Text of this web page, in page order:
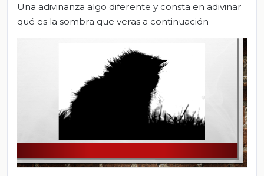
Una adivinanza algo diferente y consta en adivinar
qué es la sombra que veras a continuación